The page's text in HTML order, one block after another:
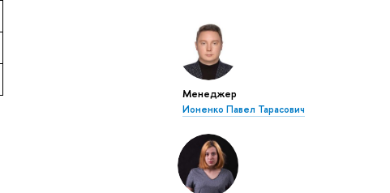
Менеджер
Ионенко Павел Тарасович